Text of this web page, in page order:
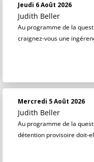
Jeudi 6 Août 2026
Judith Beller
Au programme de la
craignez-vous une
Mercredi 5 Août 2026
Judith Beller
Au programme de la
détention provisoire doit-